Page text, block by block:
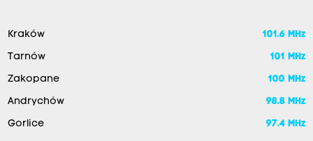
Kraków 101.6 MHz
Tarnów 101 MHz
Zakopane 100 MHz
Andrychów 98.8 MHz
Gorlice 97.4 MHz